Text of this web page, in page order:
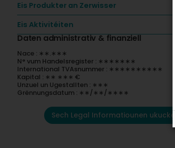
Eis Produkter an Zerwisser
Eis Aktivitéiten
Daten administrativ & finanziell
Nace : ∗∗.∗∗∗
N° vum Handelsregister : ∗∗∗∗∗∗∗
International TVAsnummer : ∗∗∗∗∗∗∗∗∗∗
Kapital : ∗∗ ∗∗∗ €
Unzuel un Ugestallten : ∗∗∗
Grënnungsdatum : ∗∗/∗∗/∗∗∗∗
Sech Legal Informatiounen ukucken